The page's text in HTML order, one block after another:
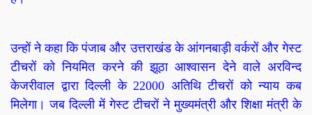
उन्हों ने कहा कि पंजाब और उत्तराखंड के आंगनबाड़ी वर्करों और गेस्ट
टीचरों को नियमित करने की झूठा आश्वासन देने वाले अरविन्द
केजरीवाल द्वारा दिल्ली के 22000 अतिथि टीचरों को न्याय कब
मिलेगा। जब दिल्ली में गेस्ट टीचरों ने मुख्यमंत्री और शिक्षा मंत्री के